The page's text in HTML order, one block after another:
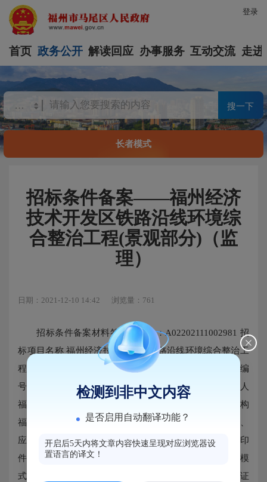
登录
首页 政务公开 解读回应 办事服务 互动交流 走进
搜一下
长者模式
招标条件备案——福州经济
技术开发区铁路沿线环境综
合整治工程(景观部分)（监
理）
日期：2021-12-10 14:42 浏览量：761
招标条件备案材料签收单编号：A02202111002981 招
标项目名称 福州经济技术开发区铁路沿线环境综合整治工
程 (景观部分)（监理） 报备日期 2021年 11月26日报建编
号 3501052110090201 招标项目编号 来自交易平台招标人
福州经济技术开发区建设发展集团有限公司招标代理机构
福建岩鑫工程项目管理有限公司招标条件备案材料清单 1、
应当履行初步设计及概算审批手续的，提供批准文件复印
件（适用施工、货物和初步设计审批后采用工程总承包模
式的招标项目）；√ 2、建设资金或资金来源已经落实的证
检测到非中文内容
是否启用自动翻译功能？
开启后5天内将文章内容快速呈现对应浏览器设
置语言的译文！